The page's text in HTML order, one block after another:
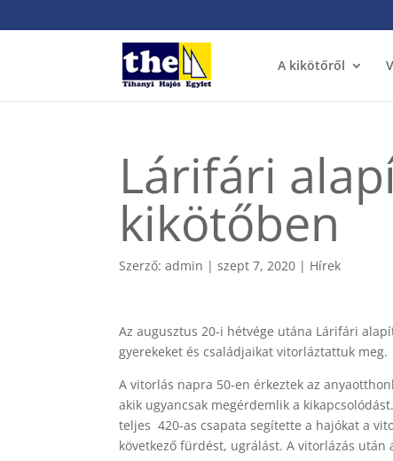
A kikötőről
Lárifári
kikötőben
Szerző:admin |szept 7, 2020 | Hírek
Az augusztus 20-i hétvége utána Lárifári
gyerekeket és családjaikat vitorláztattuk meg.
A vitorlás napra 50-en érkeztek az
akik ugyancsak megérdemlik a
teljes 420-as csapata segítette a hajókat a
következő fürdést, ugrálást. A vitorlázás